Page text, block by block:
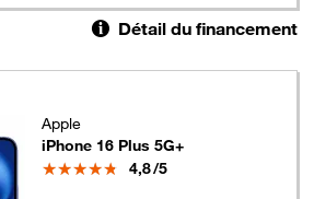
Détail du financement
non sélectionnables
Apple
iPhone 16 Plus 5G+
Note
4,8/5